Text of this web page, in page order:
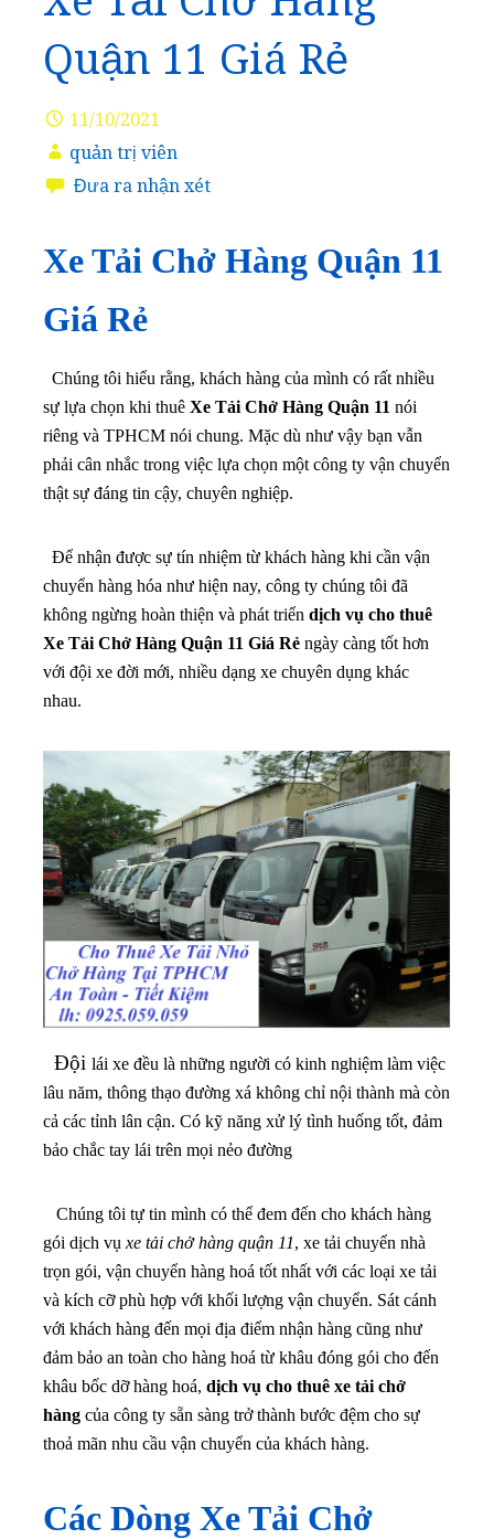
Quận 11 Giá Rẻ
11/10/2021
quản trị viên
Đưa ra nhận xét
Xe Tải Chở Hàng Quận 11
Giá Rẻ
Chúng tôi hiểu rằng, khách hàng của mình có rất nhiều
sự lựa chọn khi thuê Xe Tải Chở Hàng Quận 11 nói
riêng và TPHCM nói chung. Mặc dù như vậy bạn vẫn
phải cân nhắc trong việc lựa chọn một công ty vận chuyển
thật sự đáng tin cậy, chuyên nghiệp.
Để nhận được sự tín nhiệm từ khách hàng khi cần vận
chuyển hàng hóa như hiện nay, công ty chúng tôi đã
không ngừng hoàn thiện và phát triển dịch vụ cho thuê
Xe Tải Chở Hàng Quận 11 Giá Rẻ ngày càng tốt hơn
với đội xe đời mới, nhiều dạng xe chuyên dụng khác
nhau.
Đội lái xe đều là những người có kinh nghiệm làm việc
lâu năm, thông thạo đường xá không chỉ nội thành mà còn
cả các tỉnh lân cận. Có kỹ năng xử lý tình huống tốt, đảm
bảo chắc tay lái trên mọi nẻo đường
Chúng tôi tự tin mình có thể đem đến cho khách hàng
gói dịch vụ xe tải chở hàng quận 11, xe tải chuyển nhà
trọn gói, vận chuyển hàng hoá tốt nhất với các loại xe tải
và kích cỡ phù hợp với khối lượng vận chuyển. Sát cánh
với khách hàng đến mọi địa điểm nhận hàng cũng như
đảm bảo an toàn cho hàng hoá từ khâu đóng gói cho đến
khâu bốc dỡ hàng hoá, dịch vụ cho thuê xe tải chở
hàng của công ty sẵn sàng trở thành bước đệm cho sự
thoả mãn nhu cầu vận chuyển của khách hàng.
Các Dòng Xe Tải Chở